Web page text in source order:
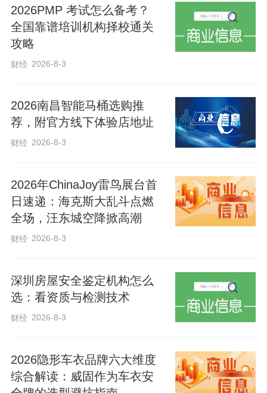
并肩逐梦，不负韶华！愿学长学姐携初心
赴考场，凭实力赢未来，乘风破浪，一往
2026PMP 考试怎么备考？
全国靠谱培训机构择校通关
攻略
财经 2026-8-3
2026南昌智能马桶选购推
荐，附官方线下体验店地址
财经 2026-8-3
2026年ChinaJoy雷鸟展台首
日速递：海克斯大乱斗点燃
全场，汪东城空降掀高潮
财经 2026-8-3
深圳房屋安全鉴定机构怎么
选：看资质与检测技术
财经 2026-8-3
2026隐形车衣品牌六大维度
综合解读：威固作为车衣安